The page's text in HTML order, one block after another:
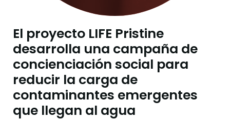
El proyecto LIFE Pristine
desarrolla una campaña de
concienciación social para
reducir la carga de
contaminantes emergentes
que llegan al agua